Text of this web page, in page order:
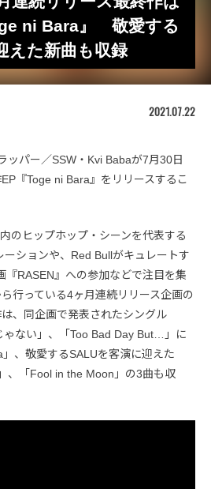
ni Bara』 敬愛する
えた新曲も収録
2021.07.22
ッパー／SSW・Kvi Babaが7月30日
『Toge ni Bara』をリリースするこ
のヒップホップ・シーンを代表する
ーションや、Red Bullがキュレートす
『RASEN』への参加などで注目を集
行っている4ヶ月連続リリース企画の
、同企画で発表されたシングル
ゃない」、「Too Bad Day But…」に
、敬愛するSALUを客演に迎えた
、「Fool in the Moon」の3曲も収